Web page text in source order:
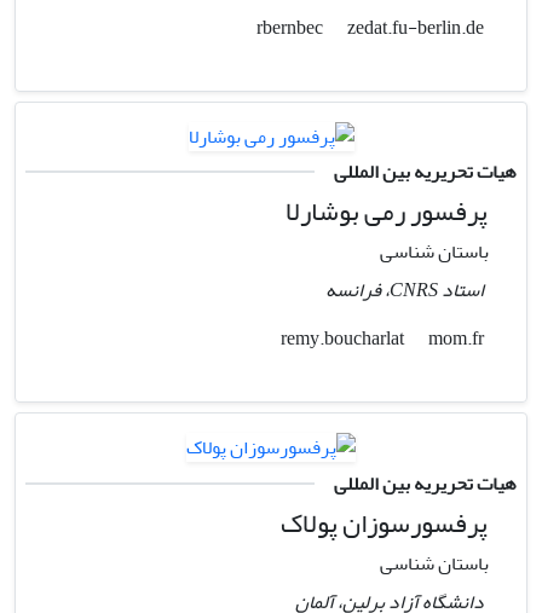
zedat.fu-berlin.de
هیات تحریریه بین المللی
پرفسور رمی بوشارلا
باستان شناسی
استاد CNRS، فرانسه
remy.boucharlat
mom.fr
هیات تحریریه بین المللی
پرفسورسوزان پولاک
باستان شناسی
دانشگاه آزاد برلین، آلمان